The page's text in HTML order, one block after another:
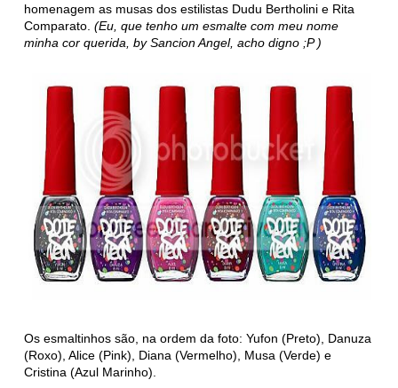
homenagem as musas dos estilistas Dudu Bertholini e Rita
Comparato.(Eu, que tenho um esmalte com meu nome
minha cor querida, by Sancion Angel, acho digno ;P )
Os esmaltinhos são, na ordem da foto: Yufon (Preto), Danuza
(Roxo), Alice (Pink), Diana (Vermelho), Musa (Verde) e
Cristina (Azul Marinho).